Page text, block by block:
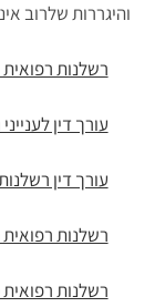
והיגררות שלרוב
רשלנות רפואית
עורך דין
עורך דין
רשלנות
רשלנות רפואית